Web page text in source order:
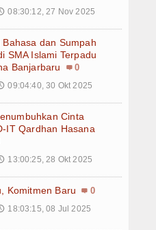
08:30:12, 27 Nov 2025
dan Sumpah
SMA Islami Terpadu
Banjarbaru
0
09:04:40, 30 Okt 2025
Cinta
IT Qardhan Hasana
13:00:25, 28 Okt 2025
Komitmen Baru 0
18:03:15, 08 Jul 2025